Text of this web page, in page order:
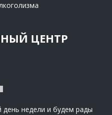
ЦЕНТР
недели и будем рады